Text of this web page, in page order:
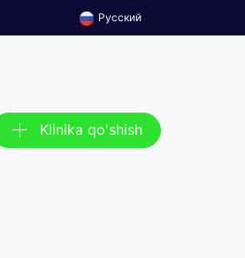
Русский
Klinika qo'shish